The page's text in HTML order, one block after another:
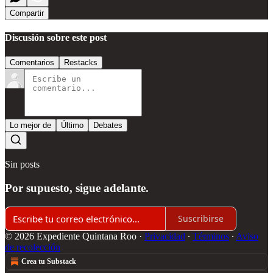
Compartir
Discusión sobre este post
Comentarios Restacks
Lo mejor de Último Debates
Sin posts
Por supuesto, sigue adelante.
Suscribirse
© 2026 Expediente Quintana Roo · Privacidad ∙ Términos ∙ Aviso
de recolección
Crea tu Substack